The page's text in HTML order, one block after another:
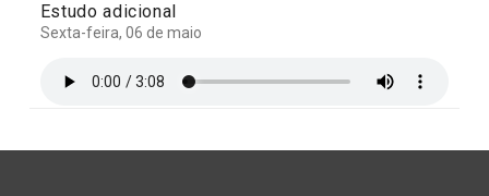
Estudo adicional
Sexta-feira, 06 de maio